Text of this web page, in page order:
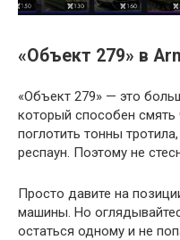
«Объект 279» в
«Объект 279» — это
который способен смять
поглотить тонны
респаун. Поэтому не
Просто давите на
машины. Но
остаться одному и не